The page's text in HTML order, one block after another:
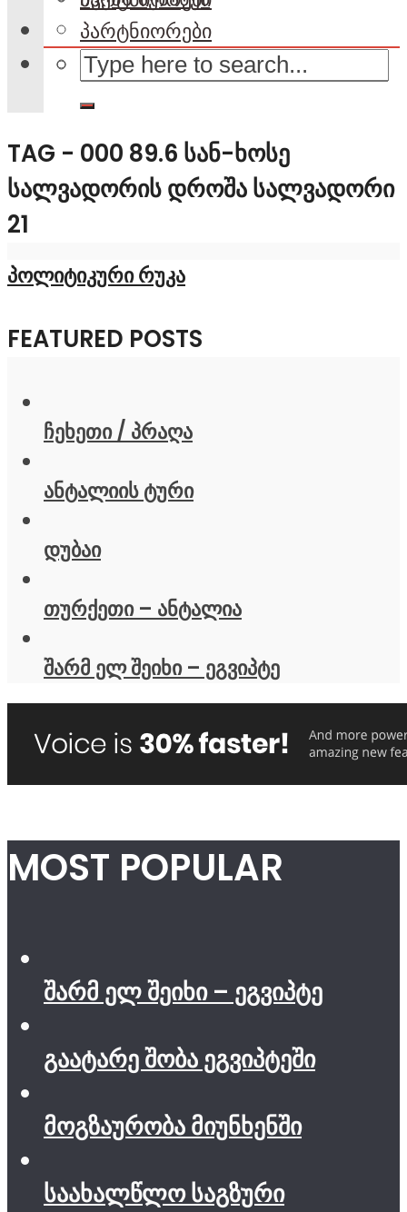
პარტნიორები
TAG - 000 89.6 ᲡᲐᲜ-ᲮᲝᲡᲔ
ᲡᲐᲚᲕᲐᲓᲝᲠᲘᲡ ᲓᲠᲝᲨᲐ ᲡᲐᲚᲕᲐᲓᲝᲠᲘ
21
პოლიტიკური რუკა
FEATURED POSTS
ჩეხეთი / პრაღა
ანტალიის ტური
დუბაი
თურქეთი – ანტალია
შარმ ელ შეიხი – ეგვიპტე
MOST POPULAR
შარმ ელ შეიხი – ეგვიპტე
გაატარე შობა ეგვიპტეში
მოგზაურობა მიუნხენში
საახალწლო საგზური